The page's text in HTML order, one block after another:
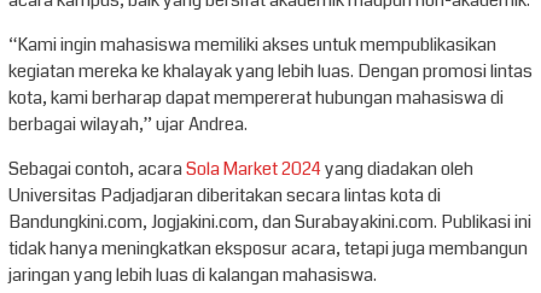
“Kami ingin mahasiswa memiliki akses untuk mempublikasikan
kegiatan mereka ke khalayak yang lebih luas. Dengan promosi lintas
kota, kami berharap dapat mempererat hubungan mahasiswa di
berbagai wilayah,” ujar Andrea.
Sebagai contoh, acaraSola Market 2024yang diadakan oleh
Universitas Padjadjaran diberitakan secara lintas kota di
Bandungkini.com, Jogjakini.com, dan Surabayakini.com. Publikasi ini
tidak hanya meningkatkan eksposur acara, tetapi juga membangun
jaringan yang lebih luas di kalangan mahasiswa.